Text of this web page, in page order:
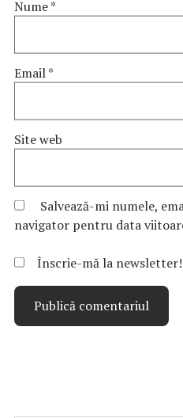
Nume*
Email*
Site web
Salvează-mi numele,
navigator pentru data
Înscrie-mă la newsletter!